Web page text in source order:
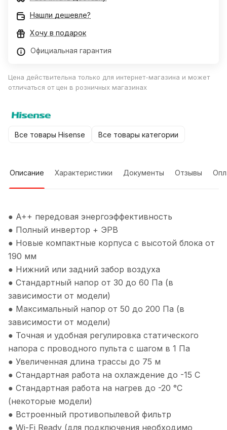
Нашли дешевле?
Хочу в подарок
Официальная гарантия
Цена действительна только для интернет-магазина и может
отличаться от цен в розничных магазинах
Все товары Hisense Все товары категории
Описание Характеристики Документы Отзывы
● A++ передовая энергоэффективность
● Полный инвертор + ЭРВ
● Новые компактные корпуса с высотой блока от
190 мм
● Нижний или задний забор воздуха
● Стандартный напор от 30 до 60 Па (в
зависимости от модели)
● Максимальный напор от 50 до 200 Па (в
зависимости от модели)
● Точная и удобная регулировка статического
напора с проводного пульта с шагом в 1 Па
● Увеличенная длина трассы до 75 м
● Стандартная работа на охлаждение до -15 С
● Стандартная работа на нагрев до -20 °С
(некоторые модели)
● Встроенный противопылевой фильтр
● Wi-Fi Ready (для подключения необходимо